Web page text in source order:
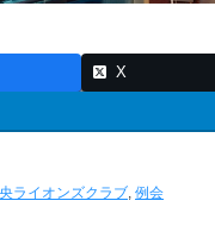
X
ライオンズクラブ, 例会